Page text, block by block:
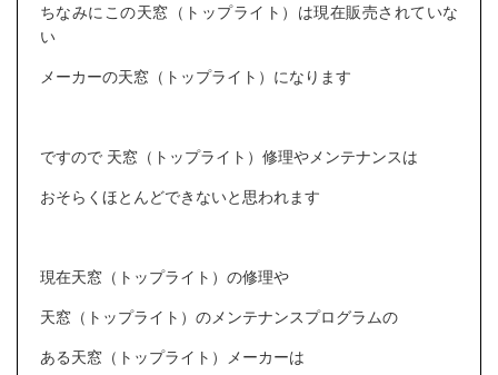
ちなみにこの天窓（トップライト）は現在販売されていな
い
メーカーの天窓（トップライト）になります
ですので 天窓（トップライト）修理やメンテナンスは
おそらくほとんどできないと思われます
現在天窓（トップライト）の修理や
天窓（トップライト）のメンテナンスプログラムの
ある天窓（トップライト）メーカーは